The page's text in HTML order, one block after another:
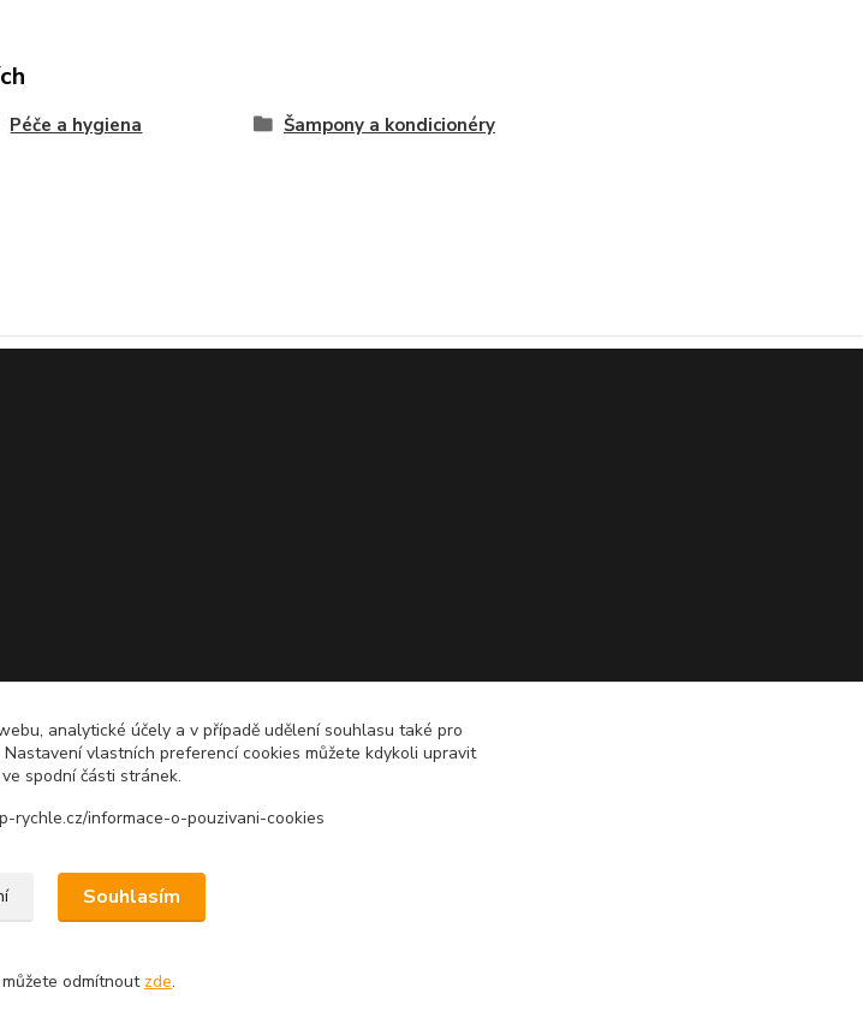
Péče a hygiena Šampony a kondicionéry
sběr cookies.
analytické účely a v případě udělení souhlasu také pro
vlastních preferencí cookies můžete kdykoli upravit
spodní části stránek.
rychle.cz/informace-o-pouzivani-cookies
Souhlasím
odmítnout zde.